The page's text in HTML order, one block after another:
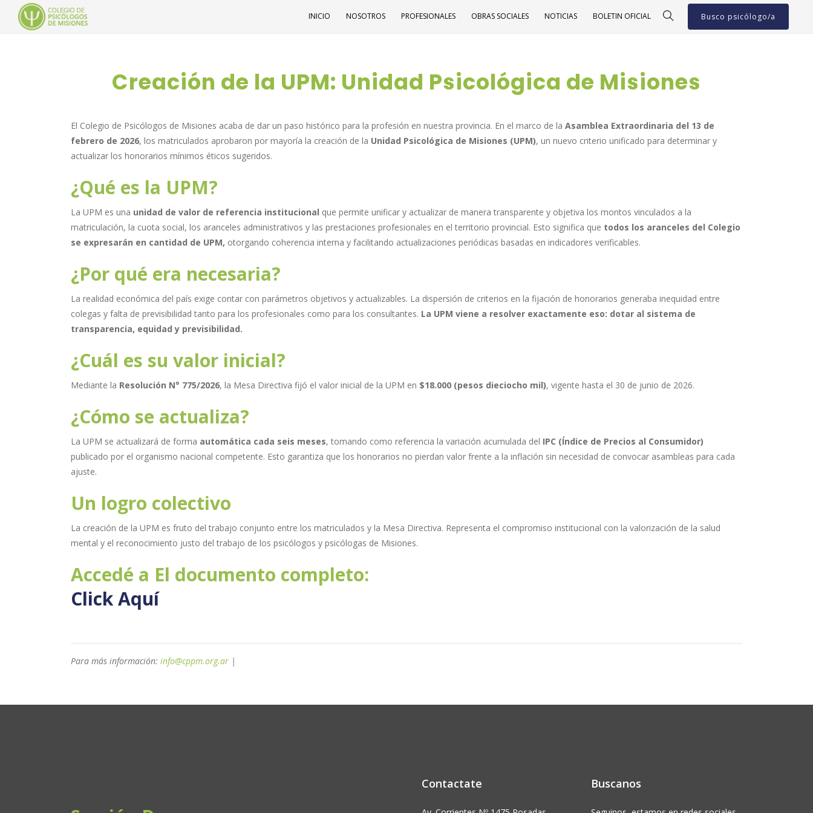
INICIO NOSOTROS PROFESIONALES OBRAS SOCIALES NOTICIAS BOLETIN OFICIAL Busco psicólogo/a
Creación de la UPM: Unidad Psicológica de Misiones
El Colegio de Psicólogos de Misiones acaba de dar un paso histórico para la profesión en nuestra provincia. En el marco de la Asamblea Extraordinaria del 13 de
febrero de 2026, los matriculados aprobaron por mayoría la creación de la Unidad Psicológica de Misiones (UPM), un nuevo criterio unificado para determinar y
actualizar los honorarios mínimos éticos sugeridos.
¿Qué es la UPM?
La UPM es una unidad de valor de referencia institucional que permite unificar y actualizar de manera transparente y objetiva los montos vinculados a la
matriculación, la cuota social, los aranceles administrativos y las prestaciones profesionales en el territorio provincial. Esto significa que todos los aranceles del Colegio
se expresarán en cantidad de UPM, otorgando coherencia interna y facilitando actualizaciones periódicas basadas en indicadores verificables.
¿Por qué era necesaria?
La realidad económica del país exige contar con parámetros objetivos y actualizables. La dispersión de criterios en la fijación de honorarios generaba inequidad entre
colegas y falta de previsibilidad tanto para los profesionales como para los consultantes. La UPM viene a resolver exactamente eso: dotar al sistema de
transparencia, equidad y previsibilidad.
¿Cuál es su valor inicial?
Mediante la Resolución N° 775/2026, la Mesa Directiva fijó el valor inicial de la UPM en $18.000 (pesos dieciocho mil), vigente hasta el 30 de junio de 2026.
¿Cómo se actualiza?
La UPM se actualizará de forma automática cada seis meses, tomando como referencia la variación acumulada del IPC (Índice de Precios al Consumidor)
publicado por el organismo nacional competente. Esto garantiza que los honorarios no pierdan valor frente a la inflación sin necesidad de convocar asambleas para cada
ajuste.
Un logro colectivo
La creación de la UPM es fruto del trabajo conjunto entre los matriculados y la Mesa Directiva. Representa el compromiso institucional con la valorización de la salud
mental y el reconocimiento justo del trabajo de los psicólogos y psicólogas de Misiones.
Accedé a El documento completo:
Click Aquí
Para más información: info@cppm.org.ar |
Contactate Buscanos